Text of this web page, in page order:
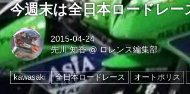
今週末は全日本ロードレ
2015-04-24
先川 知香@ ロレンス編集部
kawasaki 全日本ロードレース オートポリス